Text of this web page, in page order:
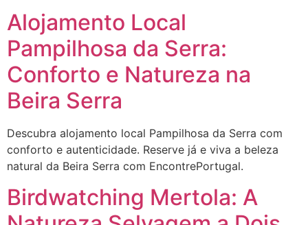
Alojamento Local
Pampilhosa da Serra:
Conforto e Natureza na
Beira Serra
Descubra alojamento local Pampilhosa da Serra com
conforto e autenticidade. Reserve já e viva a beleza
natural da Beira Serra com EncontrePortugal.
Birdwatching Mertola: A